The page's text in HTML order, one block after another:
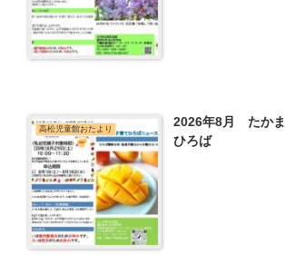
高松児童館おたより
2026年8月 たか
ひろば